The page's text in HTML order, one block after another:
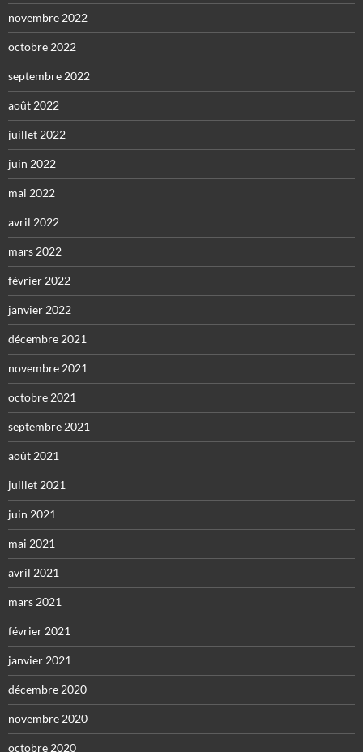
novembre 2022
octobre 2022
septembre 2022
août 2022
juillet 2022
juin 2022
mai 2022
avril 2022
mars 2022
février 2022
janvier 2022
décembre 2021
novembre 2021
octobre 2021
septembre 2021
août 2021
juillet 2021
juin 2021
mai 2021
avril 2021
mars 2021
février 2021
janvier 2021
décembre 2020
novembre 2020
octobre 2020